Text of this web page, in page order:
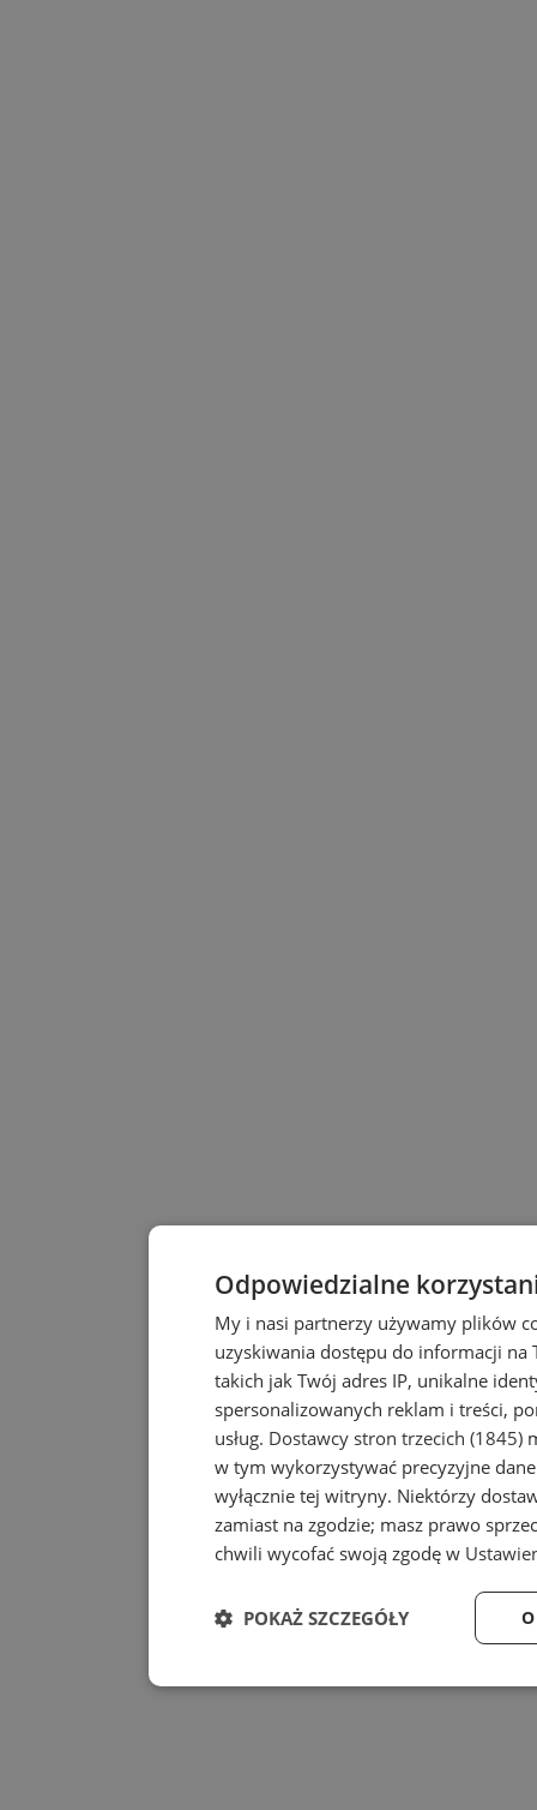
Odpowiedzialne
My i nasi partnerzy używamy plików
uzyskiwania dostępu do informacji
takich jak Twój adres IP, unikalne
spersonalizowanych reklam i treści,
usług. Dostawcy stron trzecich (1845)
w tym wykorzystywać precyzyjne
wyłącznie tej witryny. Niektórzy
zamiast na zgodzie; masz prawo
chwili wycofać swoją zgodę w
POKAŻ SZCZEGÓŁY
Niezbędne Wydajność